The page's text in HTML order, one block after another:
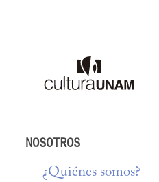
NOSOTROS
¿Quiénes somos?